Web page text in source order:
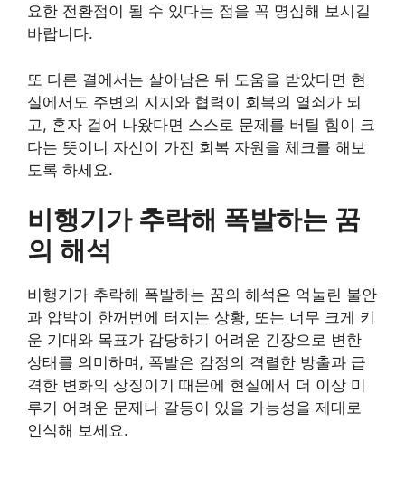
요한 전환점이 될 수 있다는 점을 꼭 명심해 보시길
바랍니다.
또 다른 결에서는 살아남은 뒤 도움을 받았다면 현
실에서도 주변의 지지와 협력이 회복의 열쇠가 되
고, 혼자 걸어 나왔다면 스스로 문제를 버틸 힘이 크
다는 뜻이니 자신이 가진 회복 자원을 체크를 해보
도록 하세요.
비행기가 추락해 폭발하는 꿈
의 해석
비행기가 추락해 폭발하는 꿈의 해석은 억눌린 불안
과 압박이 한꺼번에 터지는 상황, 또는 너무 크게 키
운 기대와 목표가 감당하기 어려운 긴장으로 변한
상태를 의미하며, 폭발은 감정의 격렬한 방출과 급
격한 변화의 상징이기 때문에 현실에서 더 이상 미
루기 어려운 문제나 갈등이 있을 가능성을 제대로
인식해 보세요.